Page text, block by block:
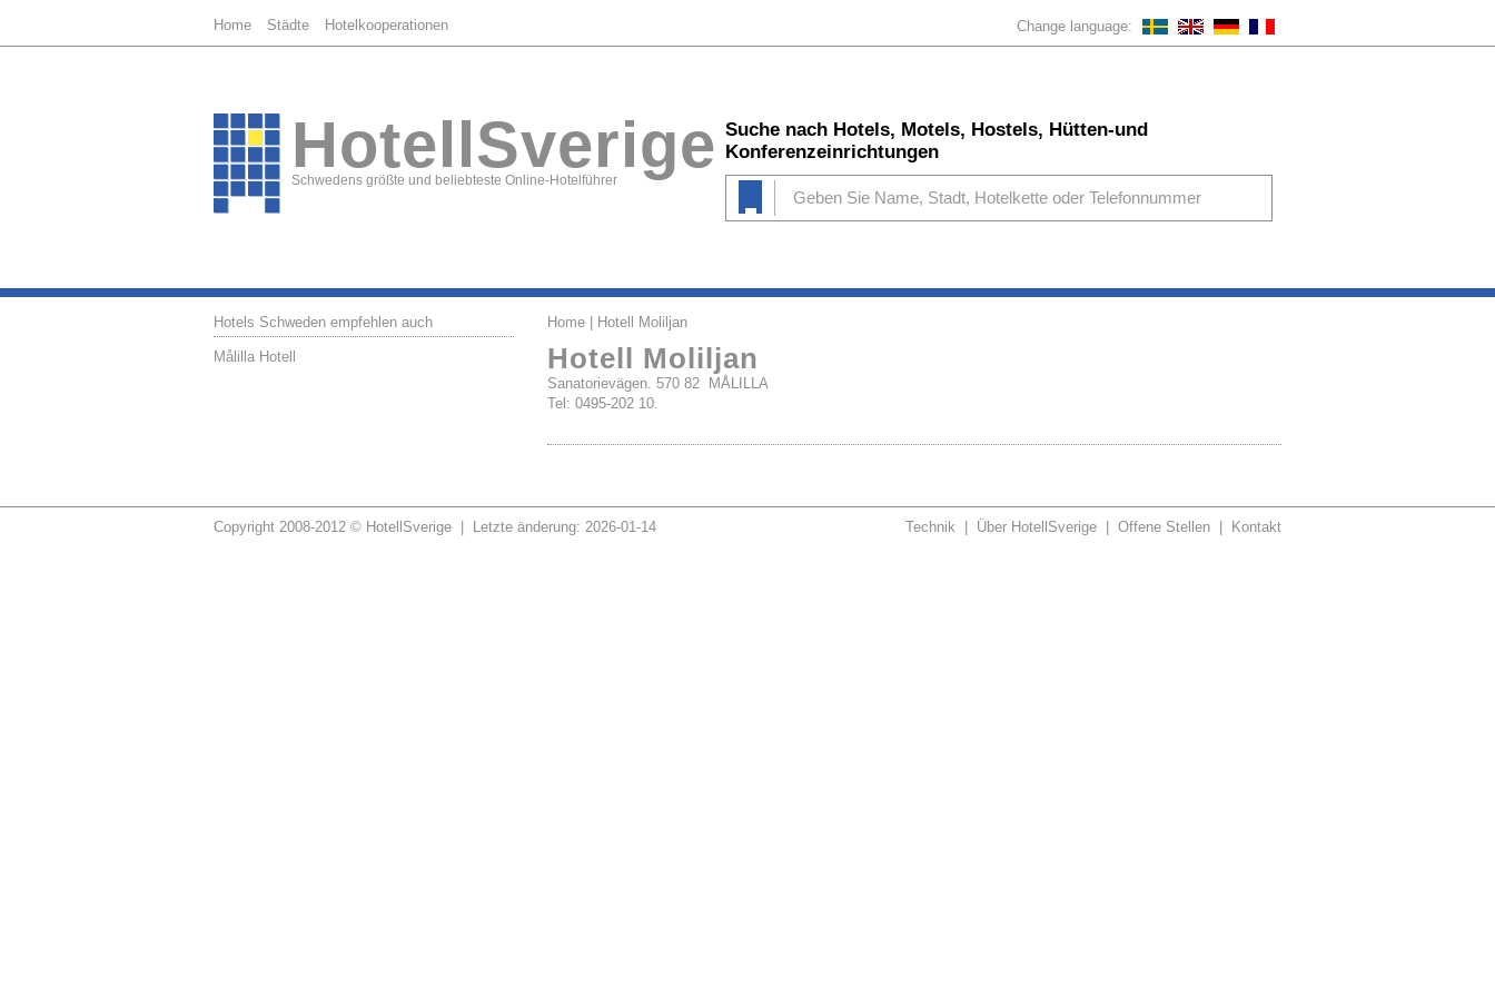
Home Städte Hotelkooperationen Change language:
HotellSverige
Schwedens größte und beliebteste Online-Hotelführer
Suche nach Hotels, Motels, Hostels, Hütten-und
Konferenzeinrichtungen
Hotels Schweden empfehlen auch
Målilla Hotell
Home | Hotell Moliljan
Hotell Moliljan
Sanatorievägen. 570 82 MÅLILLA
Tel: 0495-202 10.
Copyright 2008-2012 © HotellSverige | Letzte änderung: 2026-01-14 Technik Über HotellSverige Offene Stellen Kontakt